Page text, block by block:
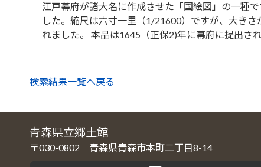
江戸幕府が諸大名に作成させた「国絵図」の一種
した。縮尺は六寸一里（1/21600）ですが、大き
れました。 本品は1645（正保2)年に幕府に提出さ
検索結果一覧へ戻る
青森県立郷土館
〒030-0802 青森県青森市本町二丁目8-14